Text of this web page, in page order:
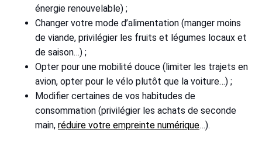
énergie renouvelable) ;
Changer votre mode d’alimentation (manger moins
de viande, privilégier les fruits et légumes locaux et
de saison…) ;
Opter pour une mobilité douce (limiter les trajets en
avion, opter pour le vélo plutôt que la voiture…) ;
Modifier certaines de vos habitudes de
consommation (privilégier les achats de seconde
main, réduire votre empreinte numérique…).